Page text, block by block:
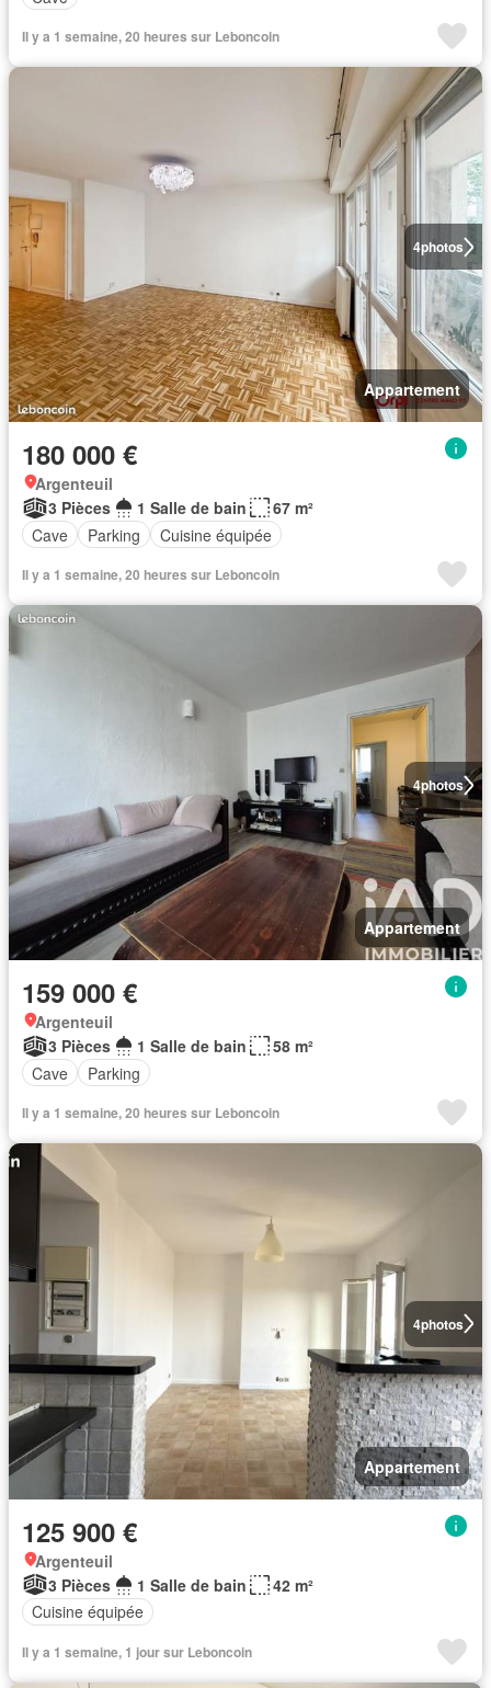
Il y a 1 semaine, 20 heures sur Leboncoin
4photos
Appartement
180 000 €
Argenteuil
3 Pièces
1 Salle de bain
67 m²
Cave
Parking Cuisine équipée
Il y a 1 semaine, 20 heures sur Leboncoin
4photos
Appartement
159 000 €
Argenteuil
3 Pièces
1 Salle de bain
58 m²
Cave
Parking
Il y a 1 semaine, 20 heures sur Leboncoin
4photos
Appartement
125 900 €
Argenteuil
3 Pièces
1 Salle de bain
42 m²
Cuisine équipée
Il y a 1 semaine, 1 jour sur Leboncoin